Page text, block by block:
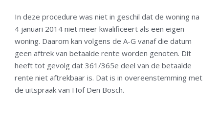
In deze procedure was niet in geschil dat de woning na
4 januari 2014 niet meer kwalificeert als een eigen
woning. Daarom kan volgens de A-G vanaf die datum
geen aftrek van betaalde rente worden genoten. Dit
heeft tot gevolg dat 361/365e deel van de betaalde
rente niet aftrekbaar is. Dat is in overeenstemming met
de uitspraak van Hof Den Bosch.